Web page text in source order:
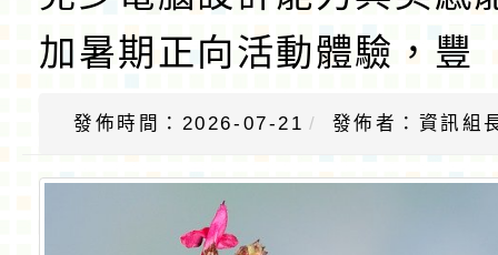
加暑期正向活動體驗，豐
發佈時間：2026-07-21 發佈者：資訊組